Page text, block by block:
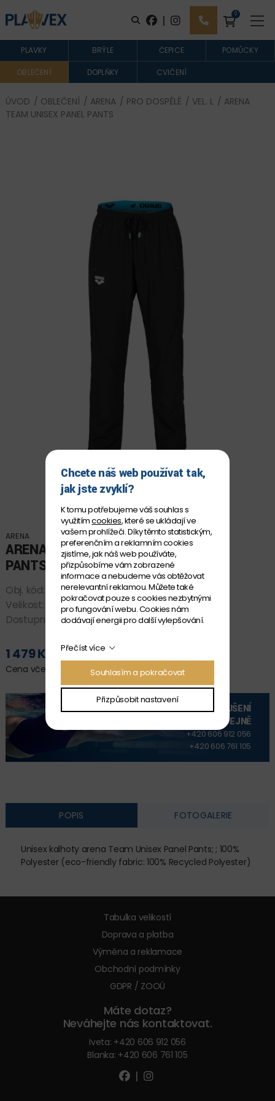
| 0
PLAVKY BRÝLE ČEPICE POMŮCKY
OBLEČENÍ DOPLŇKY CVIČENÍ
ÚVOD / OBLEČENÍ / ARENA / PRO DOSPĚLÉ / VEL. L / ARENA
TEAM UNISEX PANEL PANTS
ARENA
ARENA TEAM UNISEX PANEL
PANTS
Obj. kód:
004910_ 500 L
Velikost:
Dostupnost:SKLADEM
1 479 Kč
Cena včetně DPH
VYZKOUŠENÍ
NA PRODEJNĚ
+420 606 912 056
+420 606 761 105
POPIS FOTOGALERIE
Unisex kalhoty arena Team Unisex Panel Pants; ; 100%
Polyester (eco-friendly fabric: 100% Recycled Polyester)
Tabulka velikostí
Doprava a platba
Výměna a reklamace
Obchodní podmínky
GDPR / ZOOÚ
Máte dotaz?
Neváhejte nás kontaktovat.
Iveta: +420 606 912 056
Blanka: +420 606 761 105
|
Chcete náš web používat tak,
jak jste zvyklí?
K tomu potřebujeme váš souhlas s
využitímcookies, které se ukládají ve
vašem prohlížeči. Díky těmto statistickým,
preferenčním a reklamním cookies
zjistíme, jak náš web používáte,
přizpůsobíme vám zobrazené
informace a nebudeme vás obtěžovat
nerelevantní reklamou. Můžete také
pokračovat pouze s cookies nezbytnými
pro fungování webu. Cookies nám
dodávají energii pro další vylepšování.
Přečíst více
Souhlasím a pokračovat
Přizpůsobit nastavení